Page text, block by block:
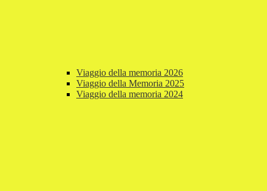
Viaggio della memoria 2026
Viaggio della Memoria 2025
Viaggio della memoria 2024